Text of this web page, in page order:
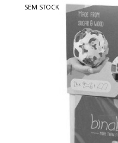
SEM STOCK